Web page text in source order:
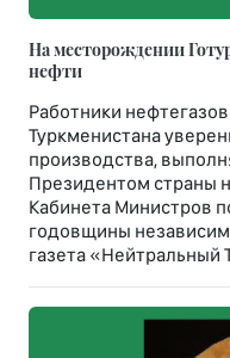
На месторождении
нефти
Работники
Туркменистана
производства,
Президентом страны
Кабинета Министров
годовщины
газета «Нейтральный